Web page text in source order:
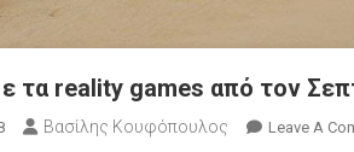
τα reality games από τον
Βασίλης Κουφόπουλος Leave A